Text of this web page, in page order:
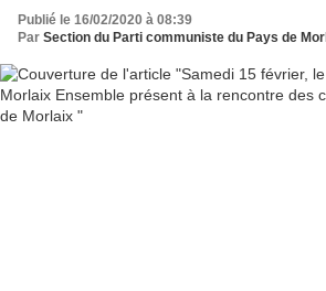
Publié le 16/02/2020 à 08:39
Par Section du Parti communiste du Pays de